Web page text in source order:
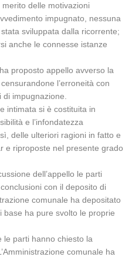
delle motivazioni
impugnato, nessuna
sviluppata dalla ricorrente;
anche le connesse istanze
proposto appello avverso la
l’erroneità con
di impugnazione.
intimata si è costituita in
e l’infondatezza
delle ulteriori ragioni in fatto e
e riproposte nel presente grado
dell’appello le parti
con il deposito di
comunale ha depositato
base ha pure svolto le proprie
le parti hanno chiesto la
comunale ha